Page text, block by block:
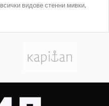
всички видове стенни мивки,